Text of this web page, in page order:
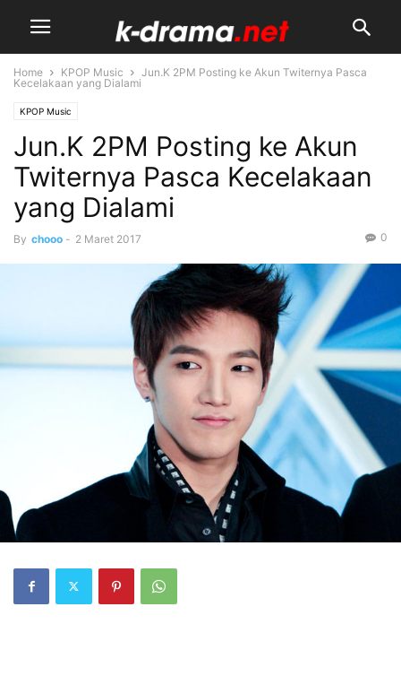
Home KPOP Music
Jun.K 2PM Posting ke Akun Twiternya Pasca
Kecelakaan yang Dialami
KPOP Music
Jun.K 2PM Posting ke Akun
Twiternya Pasca Kecelakaan
yang Dialami
By chooo - 2 Maret 2017 0